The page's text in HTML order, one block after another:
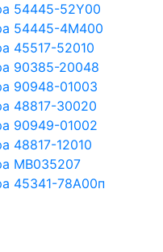
54445-52Y00
54445-4M400
45517-52010
90385-20048
90948-01003
48817-30020
90949-01002
48817-12010
MB035207
45341-78A00п